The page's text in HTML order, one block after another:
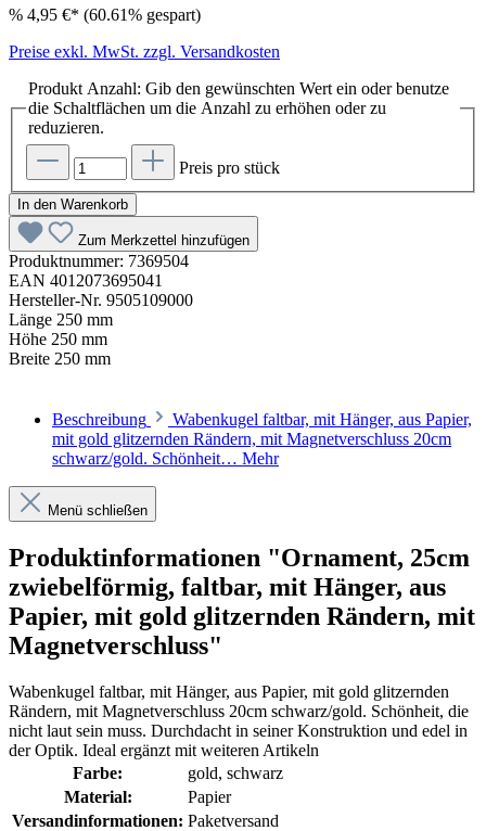
% 4,95 €* (60.61% gespart)
Preise exkl. MwSt. zzgl. Versandkosten
Produkt Anzahl: Gib den gewünschten Wert ein oder benutze
die Schaltflächen um die Anzahl zu erhöhen oder zu
reduzieren.
Preis pro stück
In den Warenkorb
Zum Merkzettel hinzufügen
Produktnummer: 7369504
EAN 4012073695041
Hersteller-Nr. 9505109000
Länge 250 mm
Höhe 250 mm
Breite 250 mm
Beschreibung
Wabenkugel faltbar, mit Hänger, aus Papier,
mit gold glitzernden Rändern, mit Magnetverschluss 20cm
schwarz/gold. Schönheit… Mehr
Menü schließen
Produktinformationen "Ornament, 25cm
zwiebelförmig, faltbar, mit Hänger, aus
Papier, mit gold glitzernden Rändern, mit
Magnetverschluss"
Wabenkugel faltbar, mit Hänger, aus Papier, mit gold glitzernden
Rändern, mit Magnetverschluss 20cm schwarz/gold. Schönheit, die
nicht laut sein muss. Durchdacht in seiner Konstruktion und edel in
der Optik. Ideal ergänzt mit weiteren Artikeln
Farbe:
gold, schwarz
Material:
Papier
Versandinformationen: Paketversand